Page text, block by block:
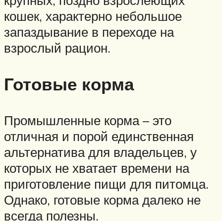
кошек, характерно небольшое
запаздывание в переходе на
взрослый рацион.
Готовые корма
Промышленные корма – это
отличная и порой единственная
альтернатива для владельцев, у
которых не хватает времени на
приготовление пищи для питомца.
Однако, готовые корма далеко не
всегда полезны.